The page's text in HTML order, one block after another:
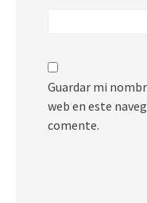
Guardar mi
web en este
comente.